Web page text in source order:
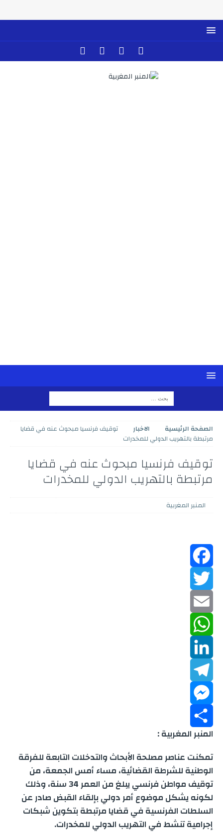
الصفحة الرئيسية الاخبار
توقيف فرنسيا مبحوث عنه في قضايا
مرتبطة بالتهريب الدولي للمخدرات
توقيف فرنسيا مبحوث عنه في قضايا
مرتبطة بالتهريب الدولي للمخدرات
المنبر المغربية
a
c
b
o
k
T
w
r
E
m
a
W
h
a
s
A
p
p
k
e
d
I
n
T
l
e
g
r
a
e
s
s
e
n
S
h
a
r
e
المنبر المغربية :
تمكنت عناصر مصلحة الأبحاث والتدخلات التابعة للفرقة
الوطنية للشرطة القضائية، مساء أمس الجمعة، من
توقيف مواطن فرنسي يبلغ من العمر 34 سنة، وذلك
لكونه يشكل موضوع أمر دولي بإلقاء القبض صادر عن
السلطات الفرنسية في قضايا مرتبطة بتكوين شبكات
إجرامية تنشط في التهريب الدولي للمخدرات.